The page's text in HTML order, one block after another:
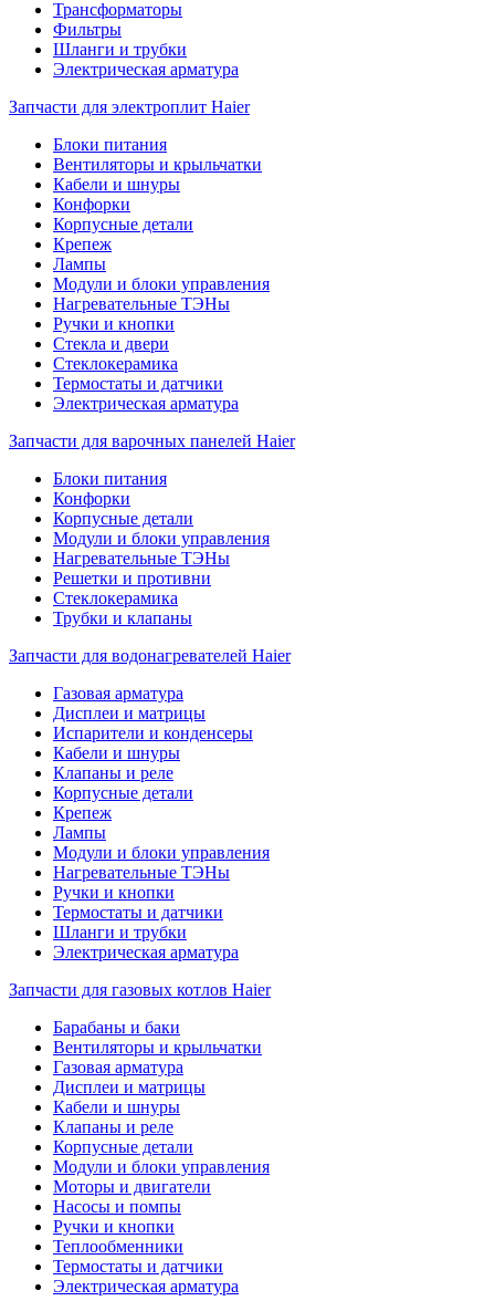
Трансформаторы
Фильтры
Шланги и трубки
Электрическая арматура
Запчасти для электроплит Haier
Блоки питания
Вентиляторы и крыльчатки
Кабели и шнуры
Конфорки
Корпусные детали
Крепеж
Лампы
Модули и блоки управления
Нагревательные ТЭНы
Ручки и кнопки
Стекла и двери
Стеклокерамика
Термостаты и датчики
Электрическая арматура
Запчасти для варочных панелей Haier
Блоки питания
Конфорки
Корпусные детали
Модули и блоки управления
Нагревательные ТЭНы
Решетки и противни
Стеклокерамика
Трубки и клапаны
Запчасти для водонагревателей Haier
Газовая арматура
Дисплеи и матрицы
Испарители и конденсеры
Кабели и шнуры
Клапаны и реле
Корпусные детали
Крепеж
Лампы
Модули и блоки управления
Нагревательные ТЭНы
Ручки и кнопки
Термостаты и датчики
Шланги и трубки
Электрическая арматура
Запчасти для газовых котлов Haier
Барабаны и баки
Вентиляторы и крыльчатки
Газовая арматура
Дисплеи и матрицы
Кабели и шнуры
Клапаны и реле
Корпусные детали
Модули и блоки управления
Моторы и двигатели
Насосы и помпы
Ручки и кнопки
Теплообменники
Термостаты и датчики
Электрическая арматура